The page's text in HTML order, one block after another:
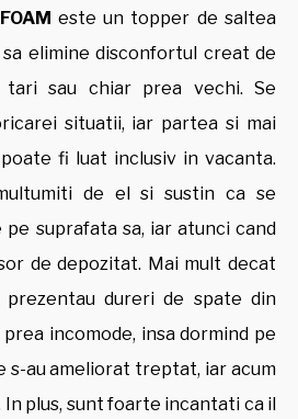
este un topper de saltea
elimine disconfortul creat de
sau chiar prea vechi. Se
situatii, iar partea si mai
fi luat inclusiv in vacanta.
de el si sustin ca se
suprafata sa, iar atunci cand
de depozitat. Mai mult decat
dureri de spate din
incomode, insa dormind pe
s-au ameliorat treptat, iar acum
In plus, sunt foarte incantati ca il